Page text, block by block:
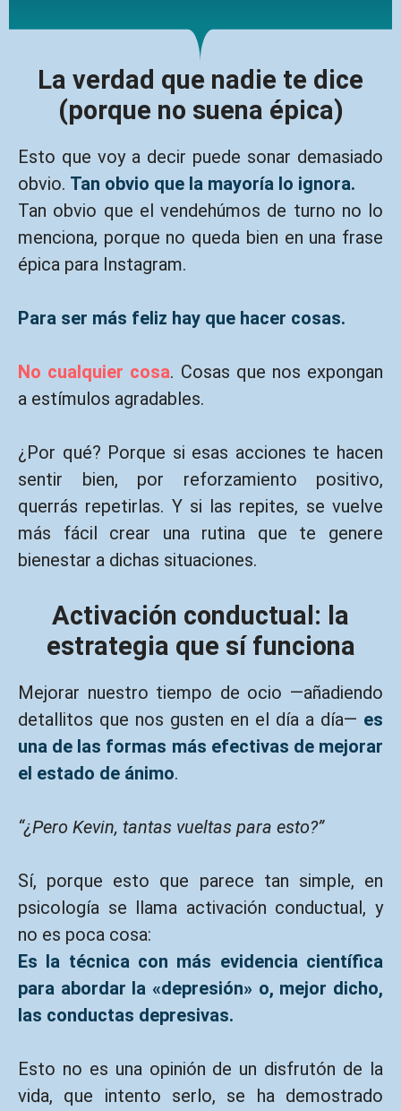
La verdad que nadie te dice
(porque no suena épica)
Esto que voy a decir puede sonar demasiado
obvio. Tan obvio que la mayoría lo ignora.
Tan obvio que el vendehúmos de turno no lo
menciona, porque no queda bien en una frase
épica para Instagram.
Para ser más feliz hay que hacer cosas.
No cualquier cosa. Cosas que nos expongan
a estímulos agradables.
¿Por qué? Porque si esas acciones te hacen
sentir bien, por reforzamiento positivo,
querrás repetirlas. Y si las repites, se vuelve
más fácil crear una rutina que te genere
bienestar a dichas situaciones.
Activación conductual: la
estrategia que sí funciona
Mejorar nuestro tiempo de ocio —añadiendo
detallitos que nos gusten en el día a día— es
una de las formas más efectivas de mejorar
el estado de ánimo.
“¿Pero Kevin, tantas vueltas para esto?”
Sí, porque esto que parece tan simple, en
psicología se llama activación conductual, y
no es poca cosa:
Es la técnica con más evidencia científica
para abordar la «depresión» o, mejor dicho,
las conductas depresivas.
Esto no es una opinión de un disfrutón de la
vida, que intento serlo, se ha demostrado